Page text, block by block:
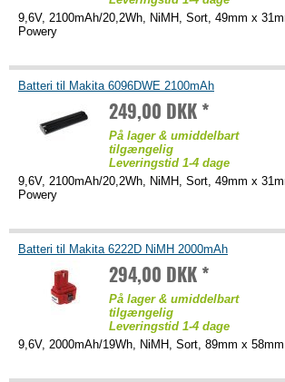
9,6V, 2100mAh/20,2Wh, NiMH, Sort, 49mm x
Powery
Batteri til Makita 6096DWE 2100mAh
249,00 DKK *
På lager & umiddelbart
tilgængelig
Leveringstid 1-4 dage
9,6V, 2100mAh/20,2Wh, NiMH, Sort, 49mm x
Powery
Batteri til Makita 6222D NiMH 2000mAh
294,00 DKK *
På lager & umiddelbart
tilgængelig
Leveringstid 1-4 dage
9,6V, 2000mAh/19Wh, NiMH, Sort, 89mm x